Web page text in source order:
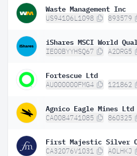
Waste Management Inc
US94106L1098 893579
IE00BYYHSQ67 A2DRG5
Fortescue Ltd
AU000000FMG4 121862
Agnico Eagle Mines Ltd
CA0084741085 860325
First Majestic Silver
CA32076V1031 A0LHKJ